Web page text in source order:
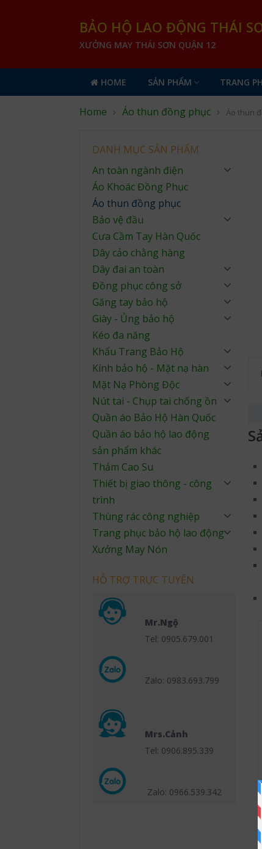
BẢO HỘ LAO ĐỘNG THÁI
XƯỞNG MAY THÁI SƠN QUẬN 12
HOME SẢN PHẨM TRANG
Home Áo thun đồng phục Áo thun
DANH MỤC SẢN PHẨM
An toàn ngành điện
Áo Khoác Đồng Phục
Áo thun đồng phục
Bảo vệ đầu
Cưa Cầm Tay Hàn Quốc
Dây cảo chằng hàng
Dây đai an toàn
Đồng phục công sở
Găng tay bảo hộ
Giày - Ủng bảo hộ
Kéo đa năng
Khẩu Trang Bảo Hộ
Kính bảo hộ - Mặt nạ hàn
Mặt Nạ Phòng Độc
Nút tai - Chụp tai chống ồn
Quần áo Bảo Hộ Hàn Quốc
Quần áo bảo hộ lao động
sản phẩm khác
Thảm Cao Su
Thiết bị giao thông - công
trình
Thùng rác công nghiệp
Trang phục bảo hộ lao động
Xưởng May Nón
HỖ TRỢ TRỰC TUYẾN
Mr.Ngộ
Tel: 0905.679.001
Zalo: 0983.693.799
Mrs.Cảnh
Tel: 0906.895.339
Zalo: 0966.539.342